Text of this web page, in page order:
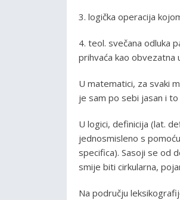
3. logička operacija
4. teol. svečana odluka
prihvaća kao obvezatna
U matematici, za svaki
je sam po sebi jasan i
U logici, definicija (lat.
jednosmisleno s
specifica). Sasoji se od
smije biti cirkularna,
Na području